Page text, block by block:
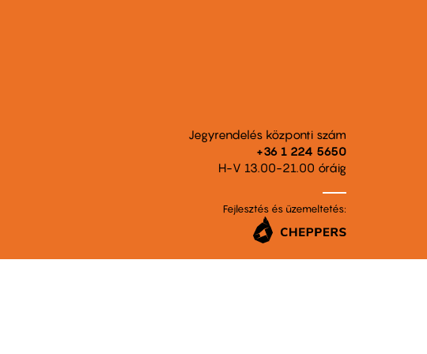
Jegyrendelés központi szám
+36 1 224 5650
H-V 13.00-21.00 óráig
Fejlesztés és üzemeltetés: